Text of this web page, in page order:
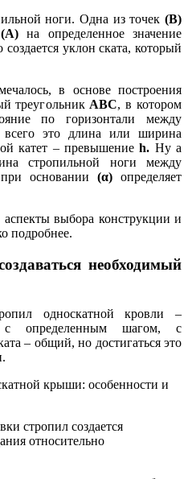
ноги. Одна из точек (В)
(А)на определенное значение
создается уклон ската, который
в основе построения
треугольник АВС, в котором
по горизонтали между
это длина или ширина
катет – превышениеh. Ну а
стропильной ноги между
основании (α) определяет
выбора конструкции и
подробнее.
необходимый
односкатной кровли –
с определенным шагом, с
– общий, но достигаться это
стропил создается
относительно